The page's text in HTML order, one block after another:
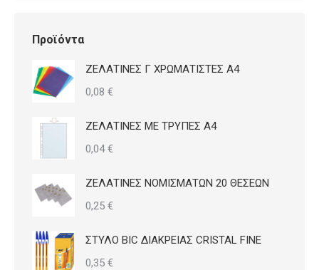
Προϊόντα
ΖΕΛΑΤΙΝΕΣ Γ ΧΡΩΜΑΤΙΣΤΕΣ Α4
0,08 €
ΖΕΛΑΤΙΝΕΣ ΜΕ ΤΡΥΠΕΣ Α4
0,04€
ΖΕΛΑΤΙΝΕΣ ΝΟΜΙΣΜΑΤΩΝ 20 ΘΕΣΕΩΝ
0,25 €
ΣΤΥΛΟ BIC ΔΙΑΚΡΕΙΑΣ CRISTAL FINE
0,35 €